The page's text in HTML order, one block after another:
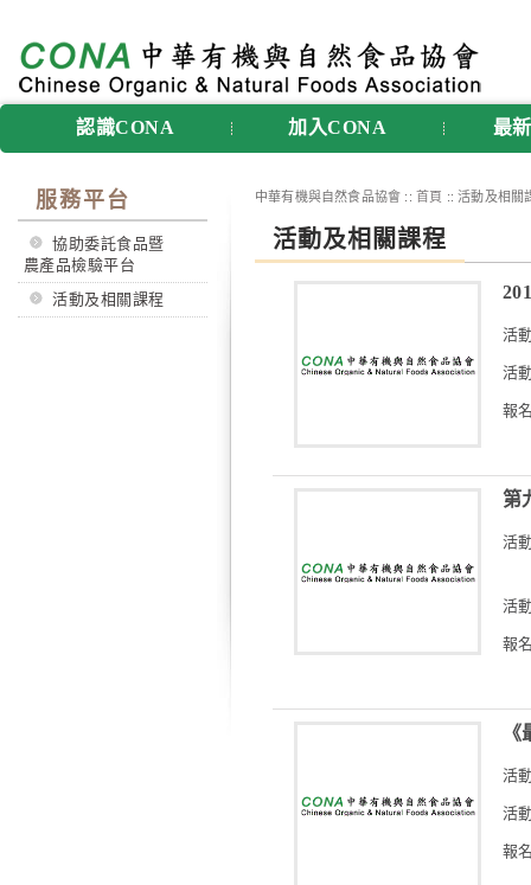
認識CONA 加入CONA 最
服務平台
協助委託食品暨
農產品檢驗平台
活動及相關課程
中華有機與自然食品協會 :: 首頁 :: 活動及相關
活動及相關課程
活
活
報
第
活
活
報
活
活
報